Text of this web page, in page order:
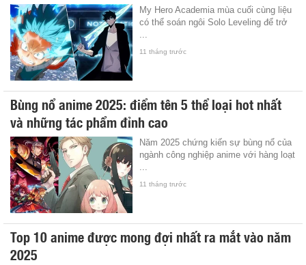
My Hero Academia mùa cuối cùng liệu
có thể soán ngôi Solo Leveling để trở
11 tháng trước
Bùng nổ anime 2025: điểm tên 5 thể loại hot nhất
và những tác phẩm đỉnh cao
Năm 2025 chứng kiến sự bùng nổ của
ngành công nghiệp anime với hàng loạt
11 tháng trước
Top 10 anime được mong đợi nhất ra mắt vào năm
2025